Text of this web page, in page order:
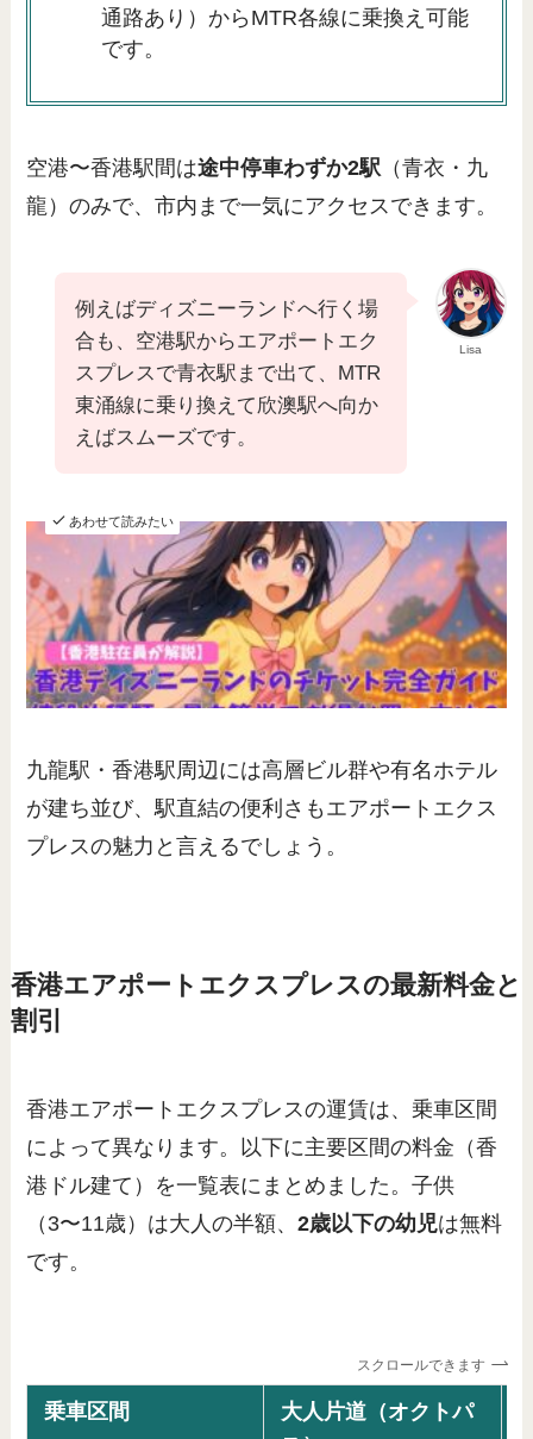
通路あり）からMTR各線に乗換え可能
です。
空港〜香港駅間は途中停車わずか2駅 （青衣・九
龍）のみで、市内まで一気にアクセスできます。
Lisa
例えばディズニーランドへ行く場
合も、空港駅からエアポートエク
スプレスで青衣駅まで出て、MTR
東涌線に乗り換えて欣澳駅へ向か
えばスムーズです。
あわせて読みたい
【一番安くて簡単な購入方法】香
港ディズニーランドチケットの値
段や種類、買い方は？公式は安く
買えない？
九龍駅・香港駅周辺には高層ビル群や有名ホテル
が建ち並び、駅直結の便利さもエアポートエクス
プレスの魅力と言えるでしょう。
香港エアポートエクスプレスの最新料金と
割引
香港エアポートエクスプレスの運賃は、乗車区間
によって異なります。以下に主要区間の料金（香
港ドル建て）を一覧表にまとめました。子供
（3〜11歳）は大人の半額、2歳以下の幼児は無料
です。
スクロールできます
乗車区間
大人片道（オクトパ